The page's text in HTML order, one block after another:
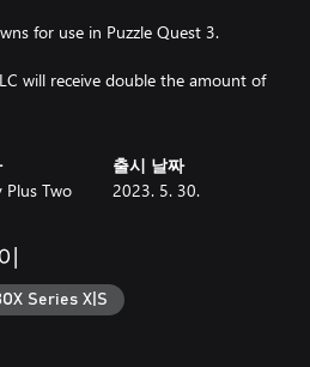
for use in Puzzle Quest 3.
will receive double the amount of
Plus Two
출시 날짜
2023. 5. 30.
Series X|S